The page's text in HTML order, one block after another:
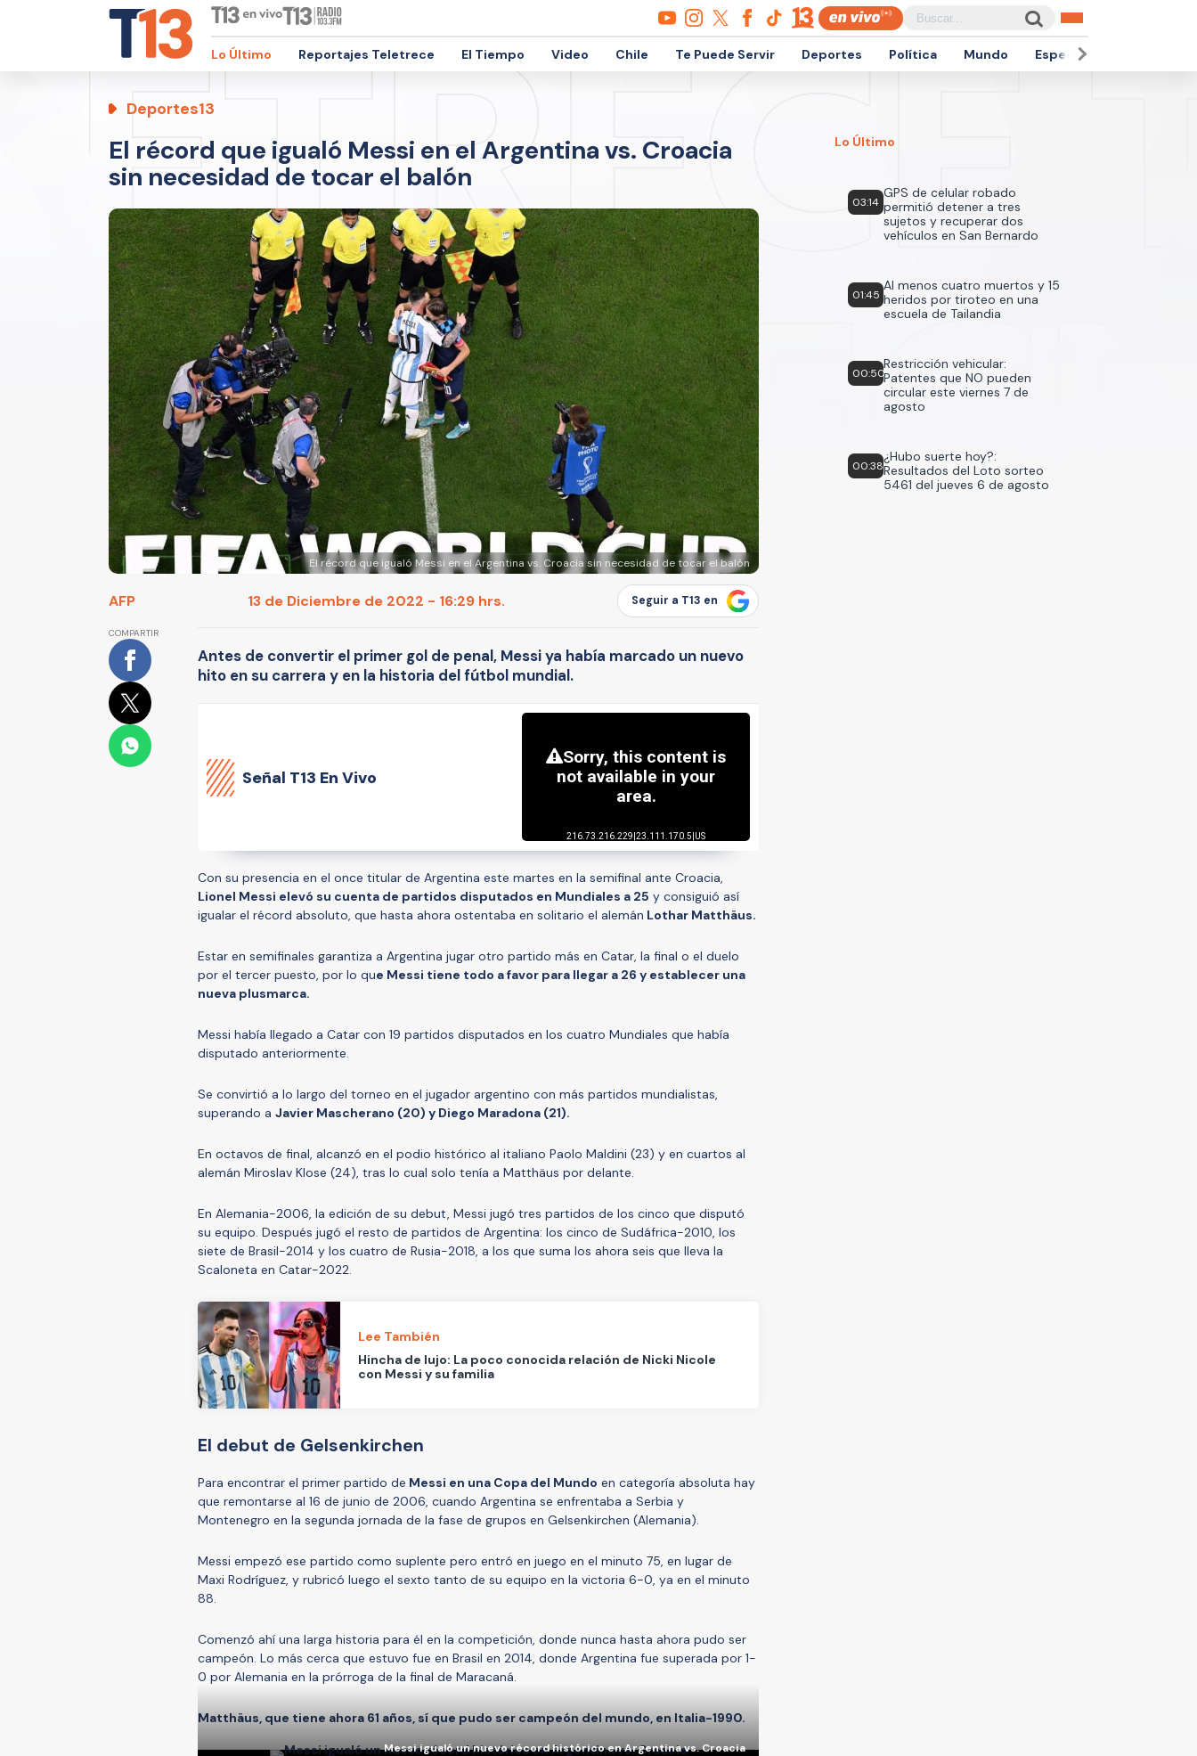
Lo Último Reportajes Teletrece El Tiempo Video Chile Te Puede Servir Deportes Política Mundo Espectáculos
Deportes13
El récord que igualó Messi en el Argentina vs. Croacia
sin necesidad de tocar el balón
El récord que igualó Messi en el Argentina vs. Croacia sin necesidad de tocar el balón
AFP 13 de Diciembre de 2022 - 16:29 hrs. Seguir a T13 en
COMPARTIR
Antes de convertir el primer gol de penal, Messi ya había marcado un nuevo
hito en su carrera y en la historia del fútbol mundial.
Señal T13 En Vivo
Con su presencia en el once titular de Argentina este martes en la semifinal ante Croacia,
Lionel Messi elevó su cuenta de partidos disputados en Mundiales a 25 y consiguió así
igualar el récord absoluto, que hasta ahora ostentaba en solitario el alemán Lothar Matthäus.
Estar en semifinales garantiza a Argentina jugar otro partido más en Catar, la final o el duelo
por el tercer puesto, por lo que Messi tiene todo a favor para llegar a 26 y establecer una
nueva plusmarca.
Messi había llegado a Catar con 19 partidos disputados en los cuatro Mundiales que había
disputado anteriormente.
Se convirtió a lo largo del torneo en el jugador argentino con más partidos mundialistas,
superando a Javier Mascherano (20) y Diego Maradona (21).
En octavos de final, alcanzó en el podio histórico al italiano Paolo Maldini (23) y en cuartos al
alemán Miroslav Klose (24), tras lo cual solo tenía a Matthäus por delante.
En Alemania-2006, la edición de su debut, Messi jugó tres partidos de los cinco que disputó
su equipo. Después jugó el resto de partidos de Argentina: los cinco de Sudáfrica-2010, los
siete de Brasil-2014 y los cuatro de Rusia-2018, a los que suma los ahora seis que lleva la
Scaloneta en Catar-2022.
Lee También
Hincha de lujo: La poco conocida relación de Nicki Nicole
con Messi y su familia
El debut de Gelsenkirchen
Para encontrar el primer partido de Messi en una Copa del Mundo en categoría absoluta hay
que remontarse al 16 de junio de 2006, cuando Argentina se enfrentaba a Serbia y
Montenegro en la segunda jornada de la fase de grupos en Gelsenkirchen (Alemania).
Messi empezó ese partido como suplente pero entró en juego en el minuto 75, en lugar de
Maxi Rodríguez, y rubricó luego el sexto tanto de su equipo en la victoria 6-0, ya en el minuto
88.
Comenzó ahí una larga historia para él en la competición, donde nunca hasta ahora pudo ser
campeón. Lo más cerca que estuvo fue en Brasil en 2014, donde Argentina fue superada por 1-
0 por Alemania en la prórroga de la final de Maracaná.
Matthäus, que tiene ahora 61 años, sí que pudo ser campeón del mundo, en Italia-1990.
Messi igualó un nuevo récord histórico en Argentina vs. Croacia
Lo Último
03:14
GPS de celular robado
permitió detener a tres
sujetos y recuperar dos
vehículos en San Bernardo
01:45
Al menos cuatro muertos y 15
heridos por tiroteo en una
escuela de Tailandia
00:50
Restricción vehicular:
Patentes que NO pueden
circular este viernes 7 de
agosto
00:38
¿Hubo suerte hoy?:
Resultados del Loto sorteo
5461 del jueves 6 de agosto